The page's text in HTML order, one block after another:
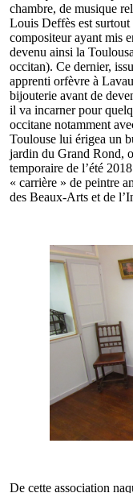
chambre, de musique
Louis Deffès est surtout
compositeur ayant mis
devenu ainsi la
occitan). Ce dernier,
apprenti orfèvre à
bijouterie avant de
il va incarner pour
occitane notamment
Toulouse lui érigea un
jardin du Grand Rond,
temporaire de l’été
« carrière » de peintre
des Beaux-Arts et de
De cette association